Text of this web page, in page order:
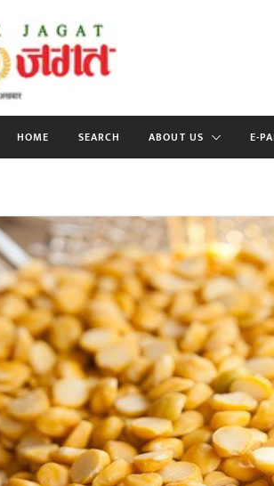
HOME SEARCH ABOUT US E-